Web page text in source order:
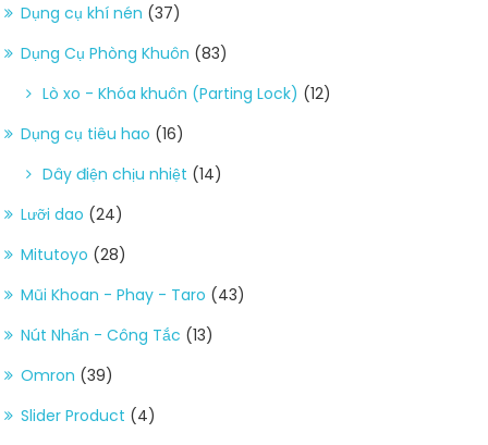
Dụng cụ khí nén (37)
Dụng Cụ Phòng Khuôn (83)
Lò xo - Khóa khuôn (Parting Lock) (12)
Dụng cụ tiêu hao (16)
Dây điện chịu nhiệt (14)
Lưỡi dao (24)
Mitutoyo (28)
Mũi Khoan - Phay - Taro (43)
Nút Nhấn - Công Tắc (13)
Omron (39)
Slider Product (4)